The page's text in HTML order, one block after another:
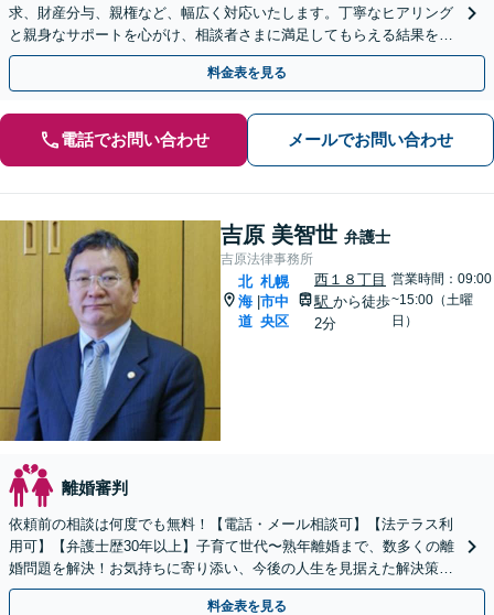
求、財産分与、親権など、幅広く対応いたします。丁寧なヒアリング
と親身なサポートを心がけ、相談者さまに満足してもらえる結果を目
指します。【電話相談可】【休日・夜間面談可】
料金表を見る
電話でお問い合わせ メールでお問い合わせ
吉原 美智世 弁護士
吉原法律事務所
北
海
道
札幌
市中
央区
西１８丁目
駅から徒歩
2分
営業時間：09:00
~15:00（土曜
日）
離婚審判
依頼前の相談は何度でも無料！【電話・メール相談可】【法テラス利
用可】【弁護士歴30年以上】子育て世代〜熟年離婚まで、数多くの離
婚問題を解決！お気持ちに寄り添い、今後の人生を見据えた解決策を
ご提案。司法書士・税理士と連携【西18丁目駅3分】
料金表を見る